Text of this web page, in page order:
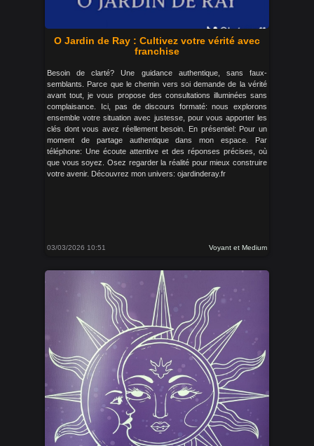
O Jardin de Ray : Cultivez votre vérité avec
franchise
Besoin de clarté? Une guidance authentique, sans faux-
semblants. Parce que le chemin vers soi demande de la vérité
avant tout, je vous propose des consultations illuminées sans
complaisance. Ici, pas de discours formaté: nous explorons
ensemble votre situation avec justesse, pour vous apporter les
clés dont vous avez réellement besoin. En présentiel: Pour un
moment de partage authentique dans mon espace. Par
téléphone: Une écoute attentive et des réponses précises, où
que vous soyez. Osez regarder la réalité pour mieux construire
votre avenir. Découvrez mon univers: ojardinderay.fr
03/03/2026 10:51 Voyant et Medium